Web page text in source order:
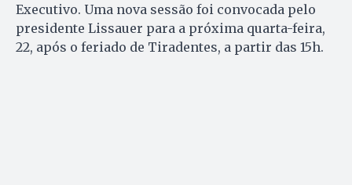
Executivo. Uma nova sessão foi convocada pelo
presidente Lissauer para a próxima quarta-feira,
22, após o feriado de Tiradentes, a partir das 15h.